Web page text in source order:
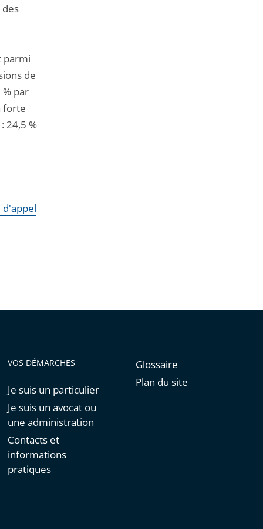
parmi
de
par
forte
24,5 %
VOS DÉMARCHES
Je suis un particulier
Je suis un avocat ou
une administration
Contacts et
informations
pratiques
Glossaire
Plan du site